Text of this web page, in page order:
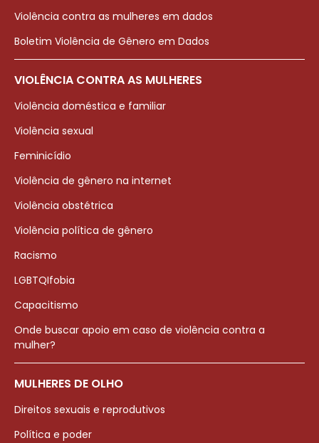
Violência contra as mulheres em dados
Boletim Violência de Gênero em Dados
VIOLÊNCIA CONTRA AS MULHERES
Violência doméstica e familiar
Violência sexual
Feminicídio
Violência de gênero na internet
Violência obstétrica
Violência política de gênero
Racismo
LGBTQIfobia
Capacitismo
Onde buscar apoio em caso de violência contra a
mulher?
MULHERES DE OLHO
Direitos sexuais e reprodutivos
Política e poder